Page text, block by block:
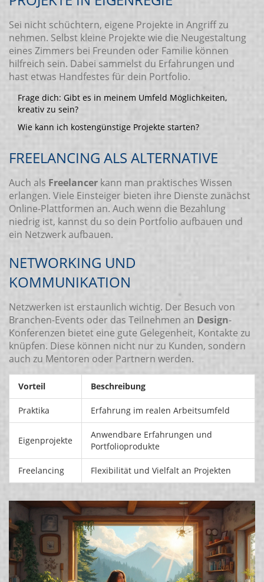
Sei nicht schüchtern, eigene Projekte in Angriff zu
nehmen. Selbst kleine Projekte wie die Neugestaltung
eines Zimmers bei Freunden oder Familie können
hilfreich sein. Dabei sammelst du Erfahrungen und
hast etwas Handfestes für dein Portfolio.
Frage dich: Gibt es in meinem Umfeld Möglichkeiten,
kreativ zu sein?
Wie kann ich kostengünstige Projekte starten?
FREELANCING ALS ALTERNATIVE
Auch als Freelancer kann man praktisches Wissen
erlangen. Viele Einsteiger bieten ihre Dienste zunächst
Online-Plattformen an. Auch wenn die Bezahlung
niedrig ist, kannst du so dein Portfolio aufbauen und
ein Netzwerk aufbauen.
NETWORKING UND
KOMMUNIKATION
Netzwerken ist erstaunlich wichtig. Der Besuch von
Branchen-Events oder das Teilnehmen an Design-
Konferenzen bietet eine gute Gelegenheit, Kontakte zu
knüpfen. Diese können nicht nur zu Kunden, sondern
auch zu Mentoren oder Partnern werden.
Vorteil Beschreibung
Praktika Erfahrung im realen Arbeitsumfeld
Eigenprojekte
Anwendbare Erfahrungen und
Portfolioprodukte
Freelancing Flexibilität und Vielfalt an Projekten